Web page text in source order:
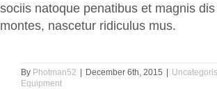
sociis natoque penatibus et magnis
montes, nascetur ridiculus mus.
By Photman52 | December 6th, 2015 |
Equipment